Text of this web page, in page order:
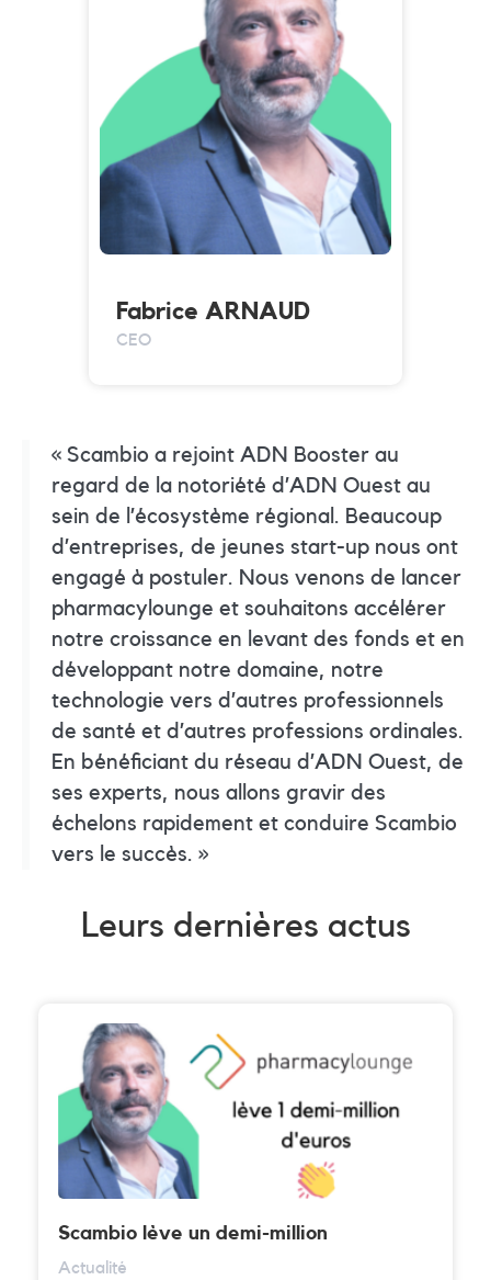
Fabrice ARNAUD
CEO
« Scambio a rejoint ADN Booster au
regard de la notoriété d’ADN Ouest au
sein de l’écosystème régional. Beaucoup
d’entreprises, de jeunes start-up nous ont
engagé à postuler. Nous venons de lancer
pharmacylounge et souhaitons accélérer
notre croissance en levant des fonds et en
développant notre domaine, notre
technologie vers d’autres professionnels
de santé et d’autres professions ordinales.
En bénéficiant du réseau d’ADN Ouest, de
ses experts, nous allons gravir des
échelons rapidement et conduire Scambio
vers le succès. »
Leurs dernières actus
Scambio lève un demi-million
Actualité